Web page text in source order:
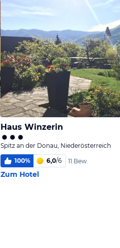
Haus Winzerin
Spitz an der Donau, Niederösterreich
100% 6,0/6 11 Bew.
Zum Hotel